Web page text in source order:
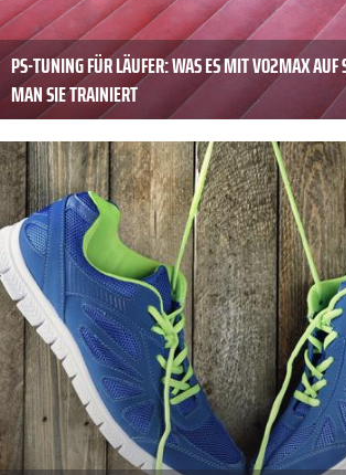
PS-TUNING FÜR LÄUFER: WAS ES MIT VO2MAX
MAN SIE TRAINIERT